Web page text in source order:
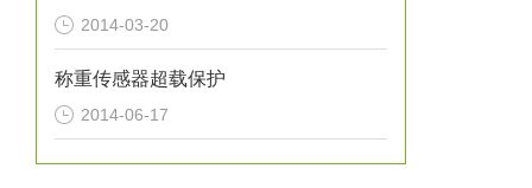
2014-03-20
称重传感器超载保护
2014-06-17